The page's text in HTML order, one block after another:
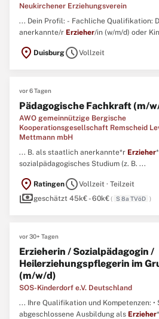
Neukirchener Erziehungsverein
... Dein Profil: - Fachliche Qualifikation:
anerkannte/r Erzieher/in (w/m/d) oder
hast eine vergleichbare Ausbildung.-
mit Berufserfahrung oder als
location_on DuisburgscheduleVollzeit
vor 6 Tagen
Pädagogische Fachkraft (m/
AWO gemeinnützige Bergische
Kooperationsgesellschaft Remscheid
Mettmann mbH
... B. als staatlich anerkannte*r Erzieher
sozialpädagogisches Studium (z. B. ...
location_on RatingenscheduleVollzeit · Teilzeit
paymentsgeschätzt 45k€ - 60k€( S 8a TVöD )
vor 30+ Tagen
Erzieherin / Sozialpädagogin /
Heilerziehungspflegerin im
(m/w/d)
SOS-Kinderdorf e.V. Deutschland
... Ihre Qualifikation und Kompetenzen: •
abgeschlossene Ausbildung als Erzieher